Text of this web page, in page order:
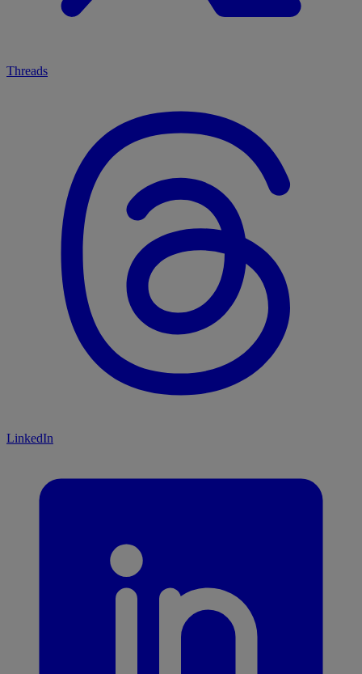
Threads
LinkedIn